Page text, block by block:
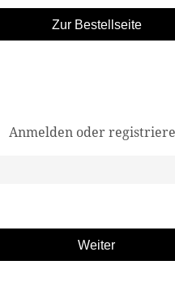
Zur Bestellseite
Anmelden oder